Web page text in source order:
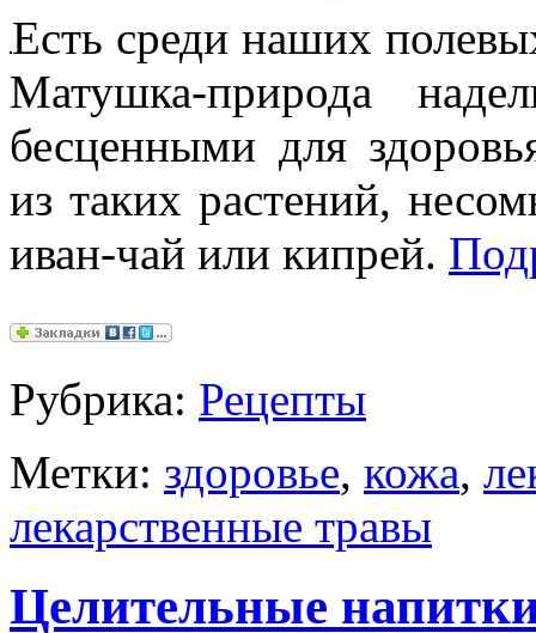
Есть среди наших
Матушка-природа
бесценными для
из таких растений,
иван-чай или кипрей.
Рубрика: Рецепты
Метки: здоровье, кожа,
лекарственные травы
Целительные